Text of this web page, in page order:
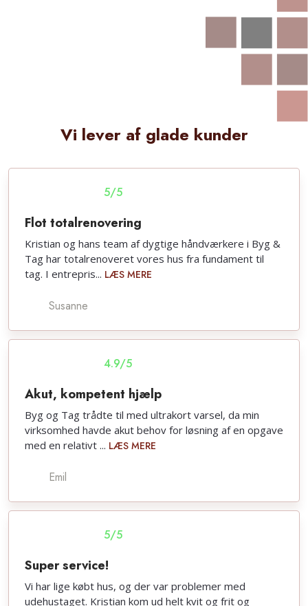
Vi lever af glade kunder
5/5​
Flot totalrenovering
Kristian og hans team af dygtige håndværkere i Byg &
Tag har totalrenoveret vores hus fra fundament til
tag. I entrepris... LÆS MERE
Susanne
​4.9/5
​Akut, kompetent hjælp
Byg og Tag trådte til med ultrakort varsel, da min
virksomhed havde akut behov for løsning af en opgave
med en relativt ...​ LÆS MERE
Emil
​5/5
Super service!
Vi har lige købt hus, og der var problemer med
udehustaget. Kristian kom ud helt kvit og frit og